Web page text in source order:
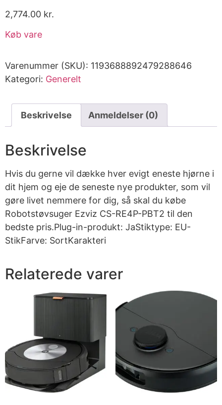
2,774.00 kr.
Køb vare
Varenummer (SKU): 1193688892479288646
Kategori: Generelt
Beskrivelse Anmeldelser (0)
Beskrivelse
Hvis du gerne vil dække hver evigt eneste hjørne i
dit hjem og eje de seneste nye produkter, som vil
gøre livet nemmere for dig, så skal du købe
Robotstøvsuger Ezviz CS-RE4P-PBT2 til den
bedste pris.Plug-in-produkt: JaStiktype: EU-
StikFarve: SortKarakteri
Relaterede varer